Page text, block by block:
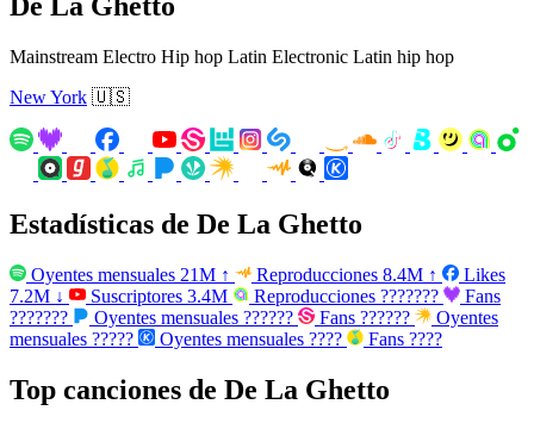
Mainstream Electro Hip hop Latin Electronic Latin hip hop
New York 🇺🇸
Estadísticas de De La Ghetto
Oyentes mensuales 21M ↑ Reproducciones 8.4M ↑
Likes
7.2M ↓ Suscriptores 3.4M Reproducciones ???????
Fans
???????
Oyentes mensuales ?????? Fans ??????
Oyentes
mensuales ????? Oyentes mensuales ???? Fans ????
Top canciones de De La Ghetto